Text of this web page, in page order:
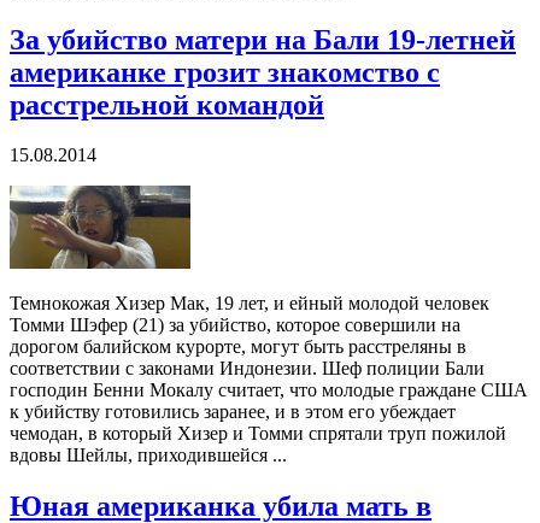
За убийство матери на Бали 19-летней
американке грозит знакомство с
расстрельной командой
15.08.2014
Темнокожая Хизер Мак, 19 лет, и ейный молодой человек
Томми Шэфер (21) за убийство, которое совершили на
дорогом балийском курорте, могут быть расстреляны в
соответствии с законами Индонезии. Шеф полиции Бали
господин Бенни Мокалу считает, что молодые граждане США
к убийству готовились заранее, и в этом его убеждает
чемодан, в который Хизер и Томми спрятали труп пожилой
вдовы Шейлы, приходившейся ...
Юная американка убила мать в